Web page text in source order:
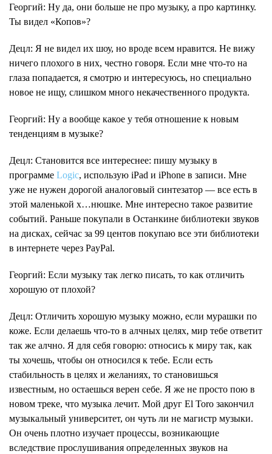
Георгий: Ну да, они больше не про музыку, а про картинку.
Ты видел «Копов»?
Децл: Я не видел их шоу, но вроде всем нравится. Не вижу
ничего плохого в них, честно говоря. Если мне что-то на
глаза попадается, я смотрю и интересуюсь, но специально
новое не ищу, слишком много некачественного продукта.
Георгий: Ну а вообще какое у тебя отношение к новым
тенденциям в музыке?
Децл: Становится все интереснее: пишу музыку в
программе Logic, использую iPad и iPhone в записи. Мне
уже не нужен дорогой аналоговый синтезатор — все есть в
этой маленькой х…нюшке. Мне интересно такое развитие
событий. Раньше покупали в Останкине библиотеки звуков
на дисках, сейчас за 99 центов покупаю все эти библиотеки
в интернете через PayPal.
Георгий: Если музыку так легко писать, то как отличить
хорошую от плохой?
Децл: Отличить хорошую музыку можно, если мурашки по
коже. Если делаешь что-то в алчных целях, мир тебе ответит
так же алчно. Я для себя говорю: относись к миру так, как
ты хочешь, чтобы он относился к тебе. Если есть
стабильность в целях и желаниях, то становишься
известным, но остаешься верен себе. Я же не просто пою в
новом треке, что музыка лечит. Мой друг El Toro закончил
музыкальный университет, он чуть ли не магистр музыки.
Он очень плотно изучает процессы, возникающие
вследствие прослушивания определенных звуков на